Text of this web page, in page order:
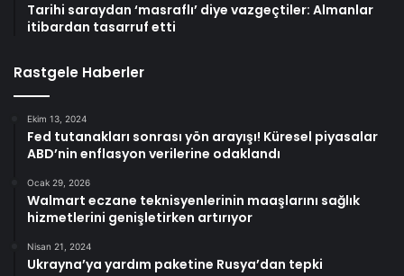
Tarihi saraydan ‘masraflı’ diye vazgeçtiler: Almanlar
itibardan tasarruf etti
Rastgele Haberler
Ekim 13, 2024
Fed tutanakları sonrası yön arayışı! Küresel piyasalar
ABD’nin enflasyon verilerine odaklandı
Ocak 29, 2026
Walmart eczane teknisyenlerinin maaşlarını sağlık
hizmetlerini genişletirken artırıyor
Nisan 21, 2024
Ukrayna’ya yardım paketine Rusya’dan tepki